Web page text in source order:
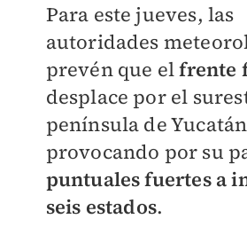
Para este jueves, las
autoridades
prevén que elfrente
desplace por el
península de
provocando por su
puntuales fuertes a
seis estados.